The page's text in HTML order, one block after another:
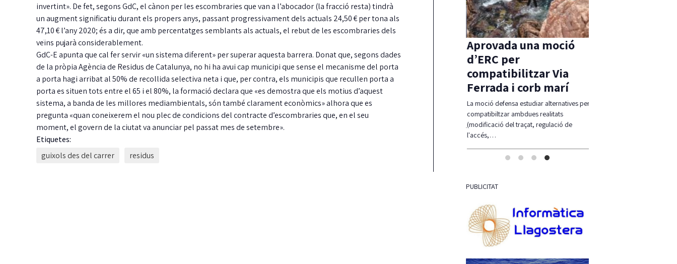
invertint». De fet, segons GdC, el cànon per les escombraries que van a l’abocador (la fracció resta) tindrà
un augment significatiu durant els propers anys, passant progressivament dels actuals 24,50 € per tona als
47,10 € l’any 2020; és a dir, que amb percentatges semblants als actuals, el rebut de les escombraries dels
veïns pujarà considerablement.
GdC-E apunta que cal fer servir «un sistema diferent» per superar aquesta barrera. Donat que, segons dades
de la pròpia Agència de Residus de Catalunya, no hi ha avui cap municipi que sense el mecanisme del porta
a porta hagi arribat al 50% de recollida selectiva neta i que, per contra, els municipis que recullen porta a
porta es situen tots entre el 65 i el 80%, la formació declara que «es demostra que els motius d’aquest
sistema, a banda de les millores mediambientals, són també clarament econòmics» alhora que es
pregunta «quan coneixerem el nou plec de condicions del contracte d’escombraries que, en el seu
moment, el govern de la ciutat va anunciar pel passat mes de setembre».
Etiquetes:
guixols des del carrer
residus
Detinguts dos homes
per robar en una casa
mentre els inquilins
es banyaven
Els Mossos i les Policies Locals de Castell-
Platja d'Aro i S'Agaró i Santa Cristina els…
fermesa amb els
incompliments del
contracte de neteja
Junts ha reclamat al Ple una actuació molt
més contundent del govern pels reiterats
incompliments…
coordinació local pel
dret a l’habitatge ja té
reglament aprovat
Guíxols des del Carrer aplaudeix que, per
fi, la Taula sigui una realitat i insta…
Aprovada una moció
d’ERC per
compatibilitzar Via
Ferrada i corb marí
La moció defensa estudiar alternatives per
compatibiltzar ambdues realitats
(modificació del traçat, regulació de
l'accés,…
PUBLICITAT